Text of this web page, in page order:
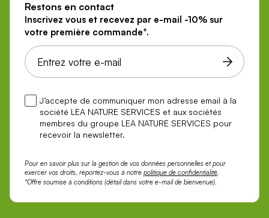
Restons en contact
Inscrivez vous et recevez par e-mail -10% sur
votre première commande*.
J’accepte de communiquer mon adresse email à la
société LEA NATURE SERVICES et aux sociétés
membres du groupe LEA NATURE SERVICES pour
recevoir la newsletter.
Pour en savoir plus sur la gestion de vos données personnelles et pour
exercer vos droits, reportez-vous à notre politique de confidentialité.
*Offre soumise à conditions (détail dans votre e-mail de bienvenue).